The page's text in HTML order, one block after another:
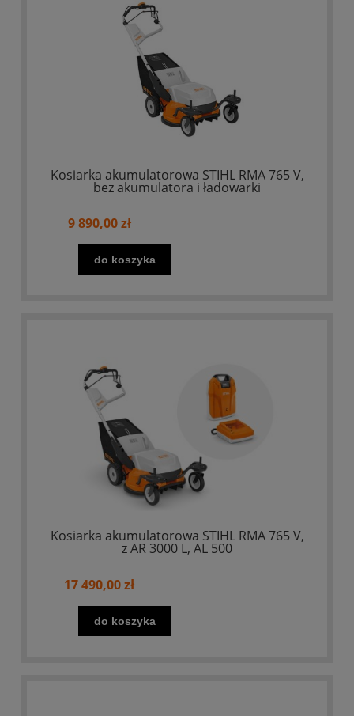
Kosiarka akumulatorowa STIHL RMA 765 V,
bez akumulatora i ładowarki
9 890,00 zł
do koszyka
Kosiarka akumulatorowa STIHL RMA 765 V,
z AR 3000 L, AL 500
17 490,00 zł
do koszyka